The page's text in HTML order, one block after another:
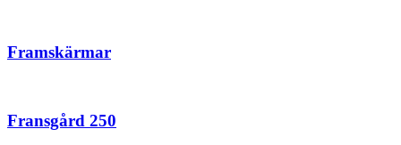
Framskärmar
Fransgård 250